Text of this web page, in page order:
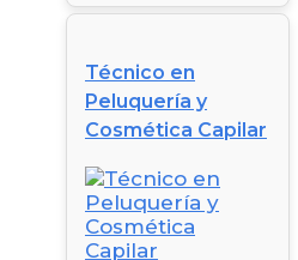
Técnico en
Peluquería y
Cosmética Capilar